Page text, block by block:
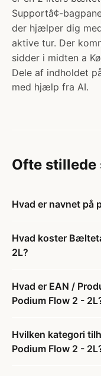
Supportâ¢-
der hjælper dig
aktive tur. Der
sidder i midten a
Dele af indholdet
med hjælp fra AI.
Ofte stillede
Hvad er navnet på
Hvad koster
2L?
Hvad er EAN /
Podium Flow 2 -
Hvilken kategori
Podium Flow 2 -